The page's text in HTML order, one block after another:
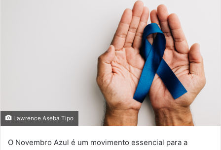
Lawrence Aseba Tipo
O Novembro Azul é um movimento essencial para a